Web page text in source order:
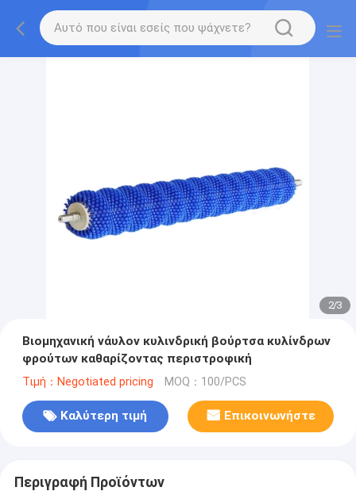
2/3
Βιομηχανική νάυλον κυλινδρική βούρτσα κυλίνδρων
φρούτων καθαρίζοντας περιστροφική
Τιμή：Negotiated pricing MOQ：100/PCS
Καλύτερη τιμή Επικοινωνήστε
Περιγραφή Προϊόντων